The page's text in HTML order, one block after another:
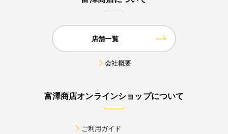
店舗一覧
会社概要
富澤商店オンラインショップについて
ご利用ガイド